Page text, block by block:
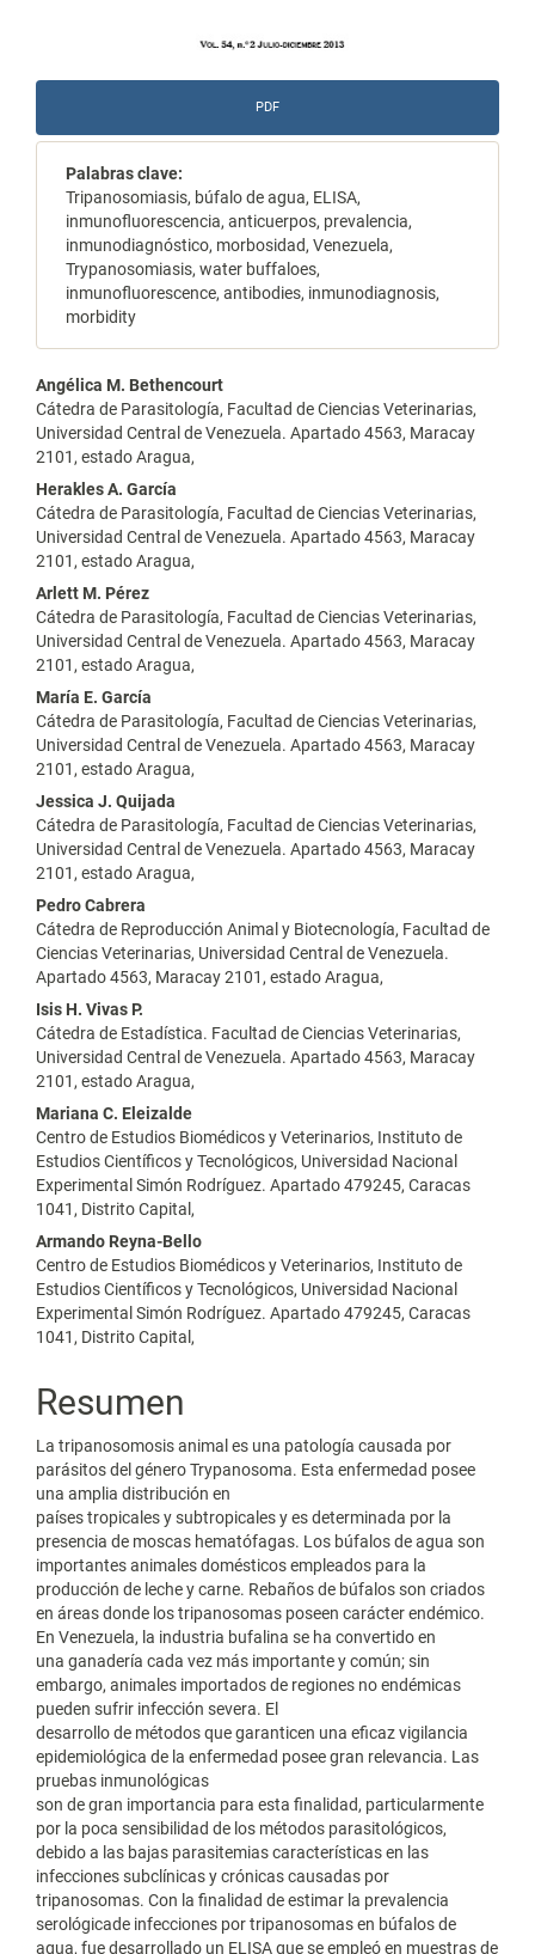
PDF
Palabras clave:
Tripanosomiasis, búfalo de agua, ELISA,
inmunofluorescencia, anticuerpos, prevalencia,
inmunodiagnóstico, morbosidad, Venezuela,
Trypanosomiasis, water buffaloes,
inmunofluorescence, antibodies, inmunodiagnosis,
morbidity
Contenido
principal
del
artículo
Angélica M. Bethencourt
Cátedra de Parasitología, Facultad de Ciencias Veterinarias,
Universidad Central de Venezuela. Apartado 4563, Maracay
2101, estado Aragua,
Herakles A. García
Cátedra de Parasitología, Facultad de Ciencias Veterinarias,
Universidad Central de Venezuela. Apartado 4563, Maracay
2101, estado Aragua,
Arlett M. Pérez
Cátedra de Parasitología, Facultad de Ciencias Veterinarias,
Universidad Central de Venezuela. Apartado 4563, Maracay
2101, estado Aragua,
María E. García
Cátedra de Parasitología, Facultad de Ciencias Veterinarias,
Universidad Central de Venezuela. Apartado 4563, Maracay
2101, estado Aragua,
Jessica J. Quijada
Cátedra de Parasitología, Facultad de Ciencias Veterinarias,
Universidad Central de Venezuela. Apartado 4563, Maracay
2101, estado Aragua,
Pedro Cabrera
Cátedra de Reproducción Animal y Biotecnología, Facultad de
Ciencias Veterinarias, Universidad Central de Venezuela.
Apartado 4563, Maracay 2101, estado Aragua,
Isis H. Vivas P.
Cátedra de Estadística. Facultad de Ciencias Veterinarias,
Universidad Central de Venezuela. Apartado 4563, Maracay
2101, estado Aragua,
Mariana C. Eleizalde
Centro de Estudios Biomédicos y Veterinarios, Instituto de
Estudios Científicos y Tecnológicos, Universidad Nacional
Experimental Simón Rodríguez. Apartado 479245, Caracas
1041, Distrito Capital,
Armando Reyna-Bello
Centro de Estudios Biomédicos y Veterinarios, Instituto de
Estudios Científicos y Tecnológicos, Universidad Nacional
Experimental Simón Rodríguez. Apartado 479245, Caracas
1041, Distrito Capital,
Resumen
La tripanosomosis animal es una patología causada por
parásitos del género Trypanosoma. Esta enfermedad posee
una amplia distribución en
países tropicales y subtropicales y es determinada por la
presencia de moscas hematófagas. Los búfalos de agua son
importantes animales domésticos empleados para la
producción de leche y carne. Rebaños de búfalos son criados
en áreas donde los tripanosomas poseen carácter endémico.
En Venezuela, la industria bufalina se ha convertido en
una ganadería cada vez más importante y común; sin
embargo, animales importados de regiones no endémicas
pueden sufrir infección severa. El
desarrollo de métodos que garanticen una eficaz vigilancia
epidemiológica de la enfermedad posee gran relevancia. Las
pruebas inmunológicas
son de gran importancia para esta finalidad, particularmente
por la poca sensibilidad de los métodos parasitológicos,
debido a las bajas parasitemias características en las
infecciones subclínicas y crónicas causadas por
tripanosomas. Con la finalidad de estimar la prevalencia
serológicade infecciones por tripanosomas en búfalos de
agua, fue desarrollado un ELISA que se empleó en muestras de